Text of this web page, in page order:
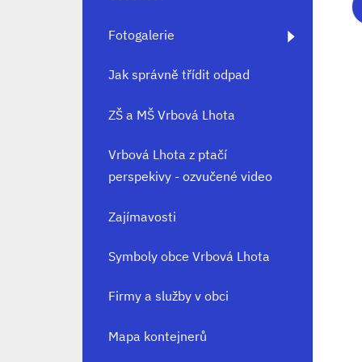
Fotogalerie
Jak správně třídit odpad
ZŠ a MŠ Vrbová Lhota
Vrbová Lhota z ptačí
perspekivy - ozvučené video
Zajímavosti
Symboly obce Vrbová Lhota
Firmy a služby v obci
Mapa kontejnerů